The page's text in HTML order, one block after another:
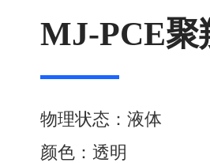
MJ-PCE聚
物理状态：液体
颜色：透明